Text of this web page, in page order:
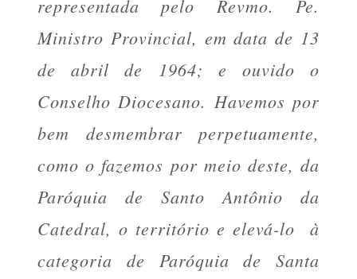
representada pelo Revmo. Pe.
Ministro Provincial, em data de 13
de abril de 1964; e ouvido o
Conselho Diocesano. Havemos por
bem desmembrar perpetuamente,
como o fazemos por meio deste, da
Paróquia de Santo Antônio da
Catedral, o território e elevá-lo à
categoria de Paróquia de Santa